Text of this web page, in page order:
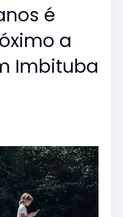
é
a
Imbituba